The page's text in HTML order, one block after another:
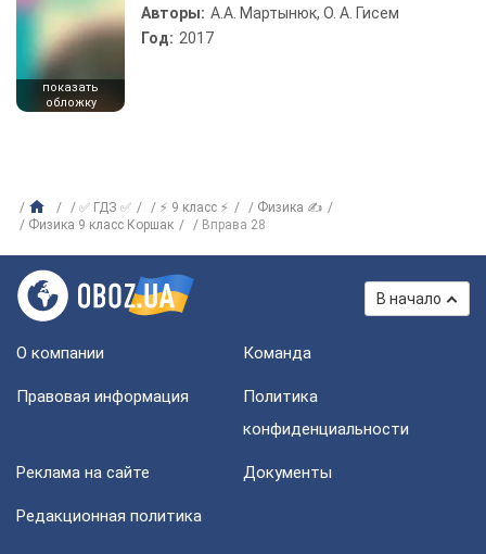
показать
обложку
Авторы: А.А. Мартынюк, О. А. Гисем
Год: 2017
✅ ГДЗ ✅ ⚡ 9 класс ⚡
Физика ✍
Физика 9 класс Коршак
Вправа 28
В начало
О компании Команда
Правовая информация
Политика
конфиденциальности
Реклама на сайте Документы
Редакционная политика